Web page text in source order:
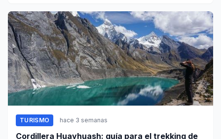
TURISMO hace 3 semanas
Cordillera Huayhuash: guía para el trekking de